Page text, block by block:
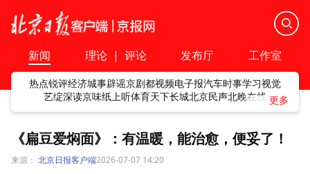
新闻 理论 | 评论 发布厅 工作室
热点锐评经济城事辟谣京剧都视频电子报汽车时事学习视觉
艺绽深读京味纸上听体育天下长城北京民声北晚在线
《扁豆爱焖面》：有温暖，能治愈，便妥了！
来源： 北京日报客户端2026-07-07 14:20